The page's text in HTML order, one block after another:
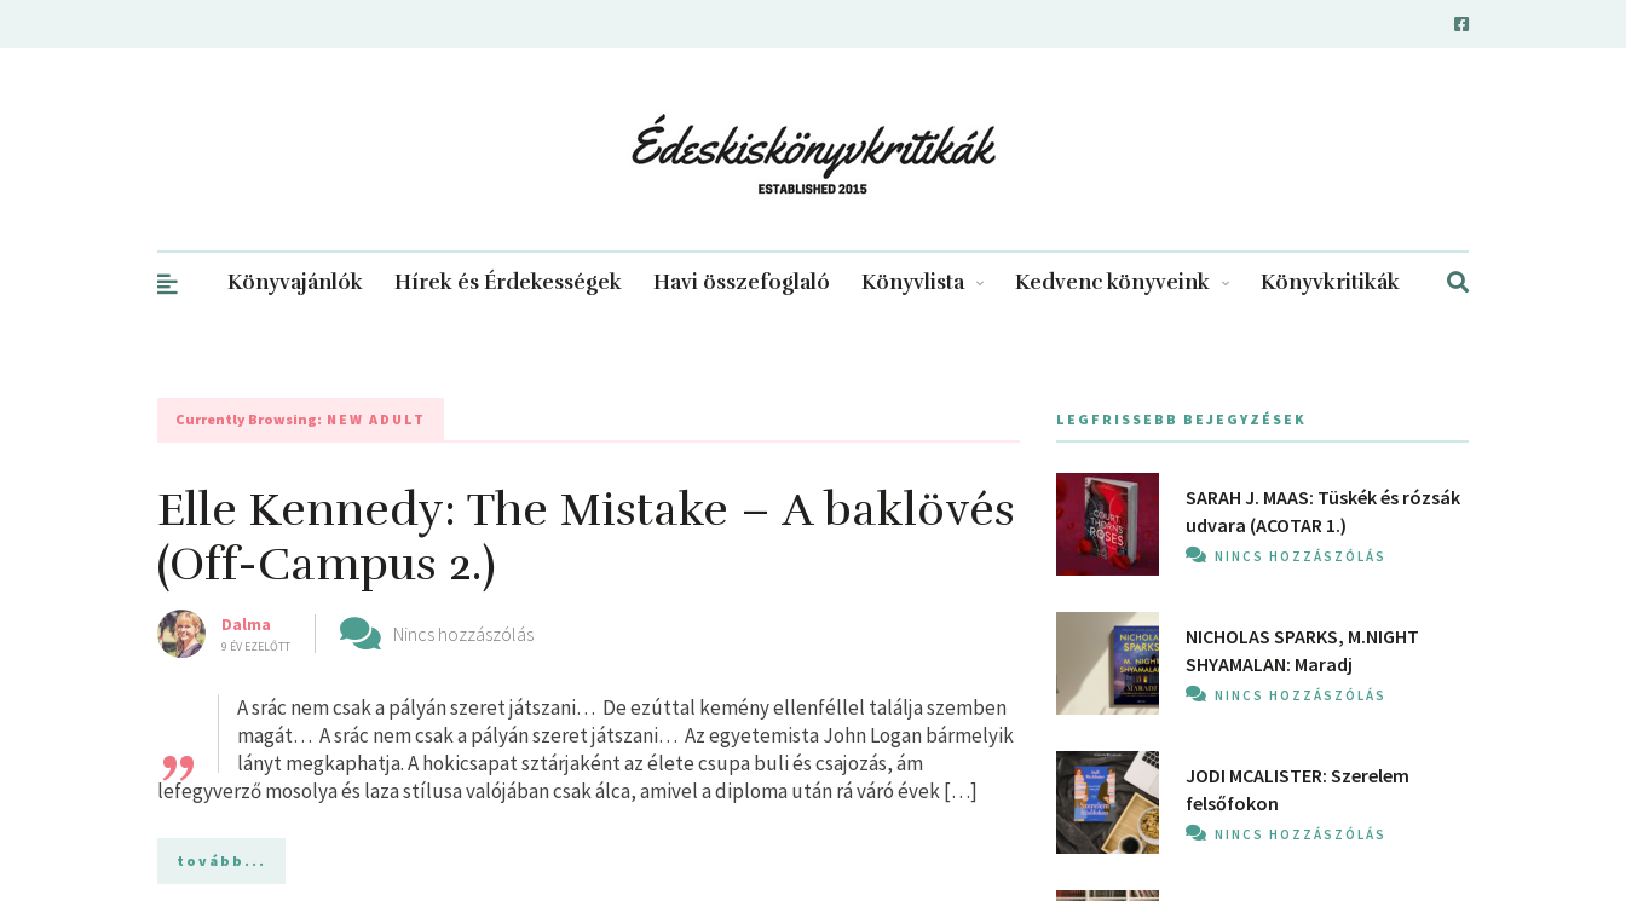
Könyvajánlók Hírek és Érdekességek Havi összefoglaló Könyvlista Kedvenc könyveink Könyvkritikák
Currently Browsing: NEW ADULT
Elle Kennedy: The Mistake – A baklövés
(Off-Campus 2.)
Dalma
9 ÉV EZELŐTT
Nincs hozzászólás
„
A ​srác nem csak a pályán szeret játszani… De ezúttal kemény ellenféllel találja szemben
magát… A srác nem csak a pályán szeret játszani… Az egyetemista John Logan bármelyik
lányt megkaphatja. A hokicsapat sztárjaként az élete csupa buli és csajozás, ám
lefegyverző mosolya és laza stílusa valójában csak álca, amivel a diploma után rá váró évek […]
tovább...
LEGFRISSEBB BEJEGYZÉSEK
SARAH J. MAAS: Tüskék és rózsák
udvara (ACOTAR 1.)
NINCS HOZZÁSZÓLÁS
NICHOLAS SPARKS, M.NIGHT
SHYAMALAN: Maradj
NINCS HOZZÁSZÓLÁS
JODI MCALISTER: Szerelem
felsőfokon
NINCS HOZZÁSZÓLÁS